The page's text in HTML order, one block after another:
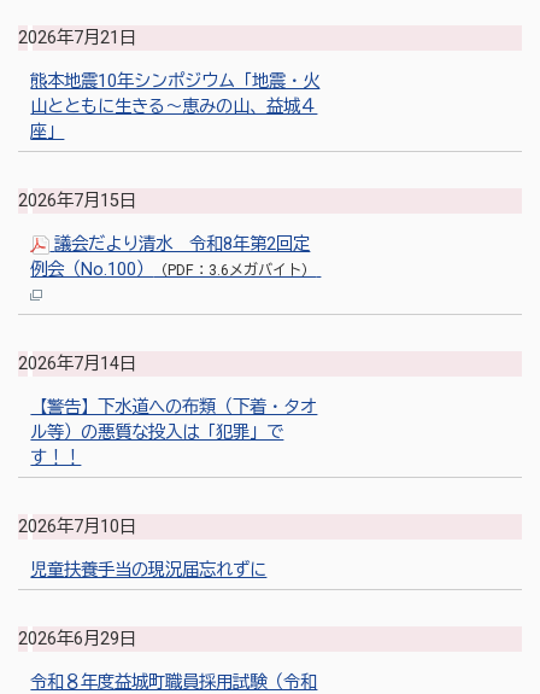
2026年7月21日
熊本地震10年シンポジウム「地震・火
山とともに生きる～恵みの山、益城４
座」
2026年7月15日
議会だより清水 令和8年第2回定
例会（No.100）
（PDF：3.6メガバイト）
2026年7月14日
【警告】下水道への布類（下着・タオ
ル等）の悪質な投入は「犯罪」で
す！！
2026年7月10日
児童扶養手当の現況届忘れずに
2026年6月29日
令和８年度益城町職員採用試験（令和